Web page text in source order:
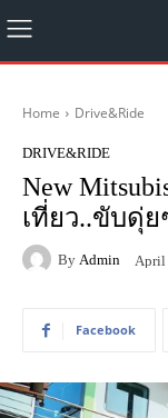
Home Drive&Ride
DRIVE&RIDE
New
เที่ยว..ขับดุ่
By Admin April
Facebook